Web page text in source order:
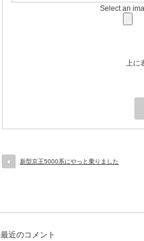
Select an
上に
新型京王5000系にやっと乗りました
最近のコメント